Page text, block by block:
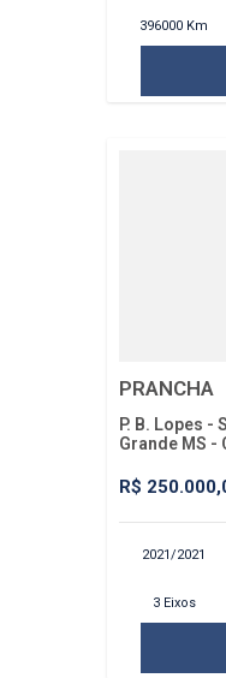
396000 Km
PRANCHA
P. B. Lopes -
Grande MS -
R$
2021/2021
3 Eixos